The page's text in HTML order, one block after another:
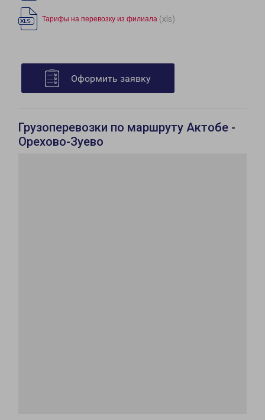
Тарифы на перевозку из филиала (xls)
Оформить заявку
Грузоперевозки по маршруту Актобе -
Орехово-Зуево